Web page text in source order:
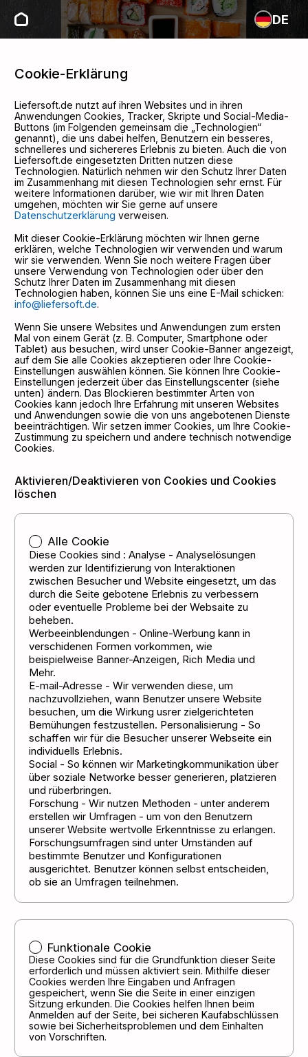
DE
Cookie-Erklärung
Liefersoft.de nutzt auf ihren Websites und in ihren
Anwendungen Cookies, Tracker, Skripte und Social-Media-
Buttons (im Folgenden gemeinsam die „Technologien“
genannt), die uns dabei helfen, Benutzern ein besseres,
schnelleres und sichereres Erlebnis zu bieten. Auch die von
Liefersoft.de eingesetzten Dritten nutzen diese
Technologien. Natürlich nehmen wir den Schutz Ihrer Daten
im Zusammenhang mit diesen Technologien sehr ernst. Für
weitere Informationen darüber, wie wir mit Ihren Daten
umgehen, möchten wir Sie gerne auf unsere
Datenschutzerklärung verweisen.
Mit dieser Cookie-Erklärung möchten wir Ihnen gerne
erklären, welche Technologien wir verwenden und warum
wir sie verwenden. Wenn Sie noch weitere Fragen über
unsere Verwendung von Technologien oder über den
Schutz Ihrer Daten im Zusammenhang mit diesen
Technologien haben, können Sie uns eine E-Mail schicken:
info@liefersoft.de.
Wenn Sie unsere Websites und Anwendungen zum ersten
Mal von einem Gerät (z. B. Computer, Smartphone oder
Tablet) aus besuchen, wird unser Cookie-Banner angezeigt,
auf dem Sie alle Cookies akzeptieren oder Ihre Cookie-
Einstellungen auswählen können. Sie können Ihre Cookie-
Einstellungen jederzeit über das Einstellungscenter (siehe
unten) ändern. Das Blockieren bestimmter Arten von
Cookies kann jedoch Ihre Erfahrung mit unseren Websites
und Anwendungen sowie die von uns angebotenen Dienste
beeinträchtigen. Wir setzen immer Cookies, um Ihre Cookie-
Zustimmung zu speichern und andere technisch notwendige
Cookies.
Aktivieren/Deaktivieren von Cookies und Cookies
löschen
Alle Cookie
Diese Cookies sind : Analyse - Analyselösungen
werden zur Identifizierung von Interaktionen
zwischen Besucher und Website eingesetzt, um das
durch die Seite gebotene Erlebnis zu verbessern
oder eventuelle Probleme bei der Websaite zu
beheben.
Werbeeinblendungen - Online-Werbung kann in
verschidenen Formen vorkommen, wie
beispielweise Banner-Anzeigen, Rich Media und
Mehr.
E-mail-Adresse - Wir verwenden diese, um
nachzuvollziehen, wann Benutzer unsere Website
besuchen, um die Wirkung usrer zielgerichteten
Bemühungen festzustellen. Personalisierung - So
schaffen wir für die Besucher unserer Webseite ein
individuells Erlebnis.
Social - So können wir Marketingkommunikation über
über soziale Networke besser generieren, platzieren
und rüberbringen.
Forschung - Wir nutzen Methoden - unter anderem
erstellen wir Umfragen - um von den Benutzern
unserer Website wertvolle Erkenntnisse zu erlangen.
Forschungsumfragen sind unter Umständen auf
bestimmte Benutzer und Konfigurationen
ausgerichtet. Benutzer können selbst entscheiden,
ob sie an Umfragen teilnehmen.
Funktionale Cookie
Diese Cookies sind für die Grundfunktion dieser Seite
erforderlich und müssen aktiviert sein. Mithilfe dieser
Cookies werden Ihre Eingaben und Anfragen
gespeichert, wenn Sie die Seite in einer einzigen
Sitzung erkunden. Die Cookies helfen Ihnen beim
Anmelden auf der Seite, bei sicheren Kaufabschlüssen
sowie bei Sicherheitsproblemen und dem Einhalten
von Vorschriften.